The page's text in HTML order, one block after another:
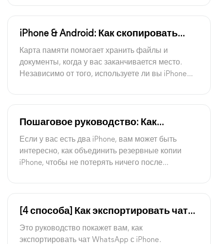
iPhone & Android: Как скопировать
музыку с телефона на карту памяти
Карта памяти помогает хранить файлы и
документы, когда у вас заканчивается место.
Независимо от того, используете ли вы iPhone
Пошаговое руководство: Как
объединить резервные копии iPhone
Если у вас есть два iPhone, вам может быть
интересно, как объединить резервные копии
iPhone, чтобы не потерять ничего после
[4 способа] Как экспортировать чат
WhatsApp с iPhone
Это руководство покажет вам, как
экспортировать чат WhatsApp с iPhone.